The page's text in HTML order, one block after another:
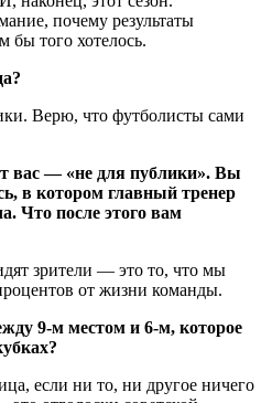
почему результаты
бы того хотелось.
Верю, что футболисты сами
вас — «не для публики». Вы
в котором главный тренер
Что после этого вам
зрители — это то, что мы
от жизни команды.
9-м местом и 6-м, которое
если ни то, ни другое ничего